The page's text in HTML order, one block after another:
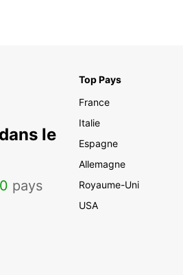
le
pays
Top Pays
France
Italie
Espagne
Allemagne
Royaume-Uni
USA